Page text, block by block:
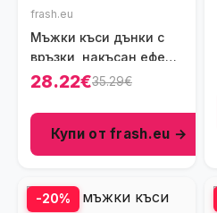
frash.eu
Мъжки къси дънки с
връзки, накъсан ефект,
пръски боя, цвят син,
28.22€35.29€
Купи от frash.eu →
-20%